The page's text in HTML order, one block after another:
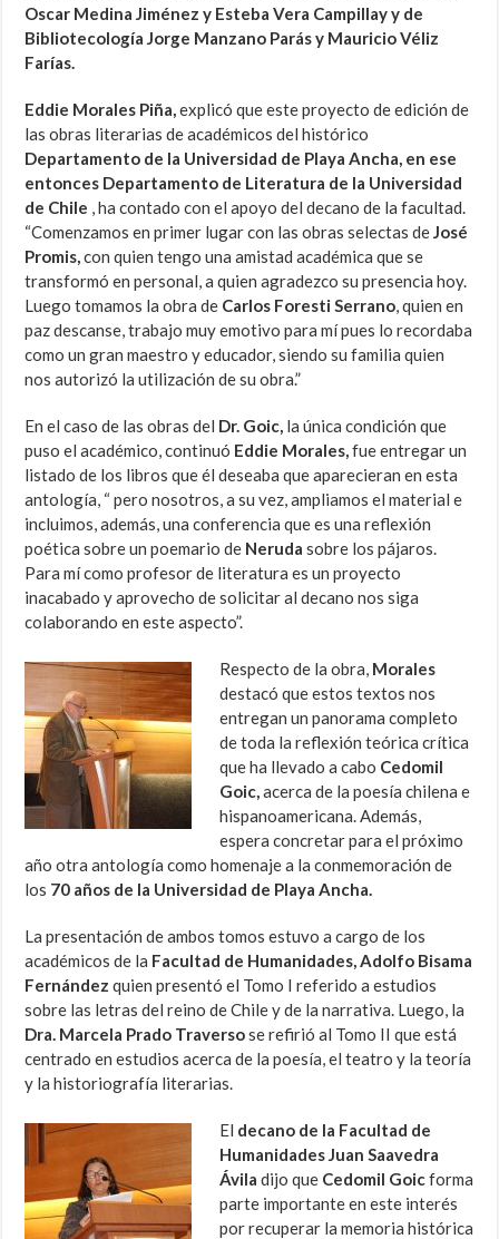
Oscar Medina Jiménez y Esteba Vera Campillay y de
Bibliotecología Jorge Manzano Parás y Mauricio Véliz
Farías.
Eddie Morales Piña,explicó que este proyecto de edición de
las obras literarias de académicos del histórico
Departamento de la Universidad de Playa Ancha, en ese
entonces Departamento de Literatura de la Universidad
de Chile , ha contado con el apoyo del decano de la facultad.
“Comenzamos en primer lugar con las obras selectas deJosé
Promis,con quien tengo una amistad académica que se
transformó en personal, a quien agradezco su presencia hoy.
Luego tomamos la obra de Carlos Foresti Serrano, quien en
paz descanse, trabajo muy emotivo para mí pues lo recordaba
como un gran maestro y educador, siendo su familia quien
nos autorizó la utilización de su obra.”
En el caso de las obras del Dr. Goic, la única condición que
puso el académico, continuó Eddie Morales,fue entregar un
listado de los libros que él deseaba que aparecieran en esta
antología, “ pero nosotros, a su vez, ampliamos el material e
incluimos, además, una conferencia que es una reflexión
poética sobre un poemario de Neruda sobre los pájaros.
Para mí como profesor de literatura es un proyecto
inacabado y aprovecho de solicitar al decano nos siga
colaborando en este aspecto”.
Respecto de la obra, Morales
destacó que estos textos nos
entregan un panorama completo
de toda la reflexión teórica crítica
que ha llevado a cabo Cedomil
Goic,acerca de la poesía chilena e
hispanoamericana. Además,
espera concretar para el próximo
año otra antología como homenaje a la conmemoración de
los 70 años de la Universidad de Playa Ancha.
La presentación de ambos tomos estuvo a cargo de los
académicos de la Facultad de Humanidades, Adolfo Bisama
Fernández quien presentó el Tomo I referido a estudios
sobre las letras del reino de Chile y de la narrativa. Luego, la
Dra. Marcela Prado Traversose refirió al Tomo II que está
centrado en estudios acerca de la poesía, el teatro y la teoría
y la historiografía literarias.
El decano de la Facultad de
Humanidades Juan Saavedra
Ávila dijo que Cedomil Goicforma
parte importante en este interés
por recuperar la memoria histórica